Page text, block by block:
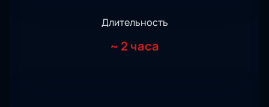
Длительность
~ 2 часа